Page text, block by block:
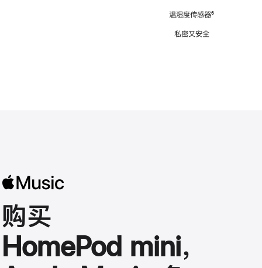
温湿度传感器脚
⁶
私密又安全
购买
HomePod mini，